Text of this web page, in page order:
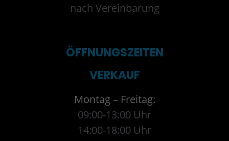
nach Vereinbarung
ÖFFNUNGSZEITEN
VERKAUF
Montag – Freitag:
09:00-13:00 Uhr
14:00-18:00 Uhr